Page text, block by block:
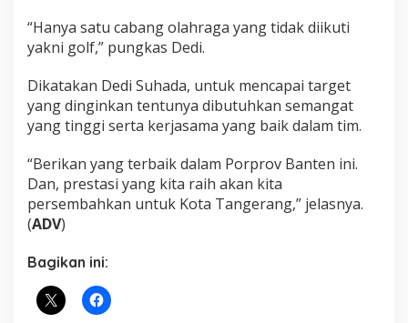
“Hanya satu cabang olahraga yang tidak diikuti
yakni golf,” pungkas Dedi.
Dikatakan Dedi Suhada, untuk mencapai target
yang dinginkan tentunya dibutuhkan semangat
yang tinggi serta kerjasama yang baik dalam tim.
“Berikan yang terbaik dalam Porprov Banten ini.
Dan, prestasi yang kita raih akan kita
persembahkan untuk Kota Tangerang,” jelasnya.
(ADV)
Bagikan ini: